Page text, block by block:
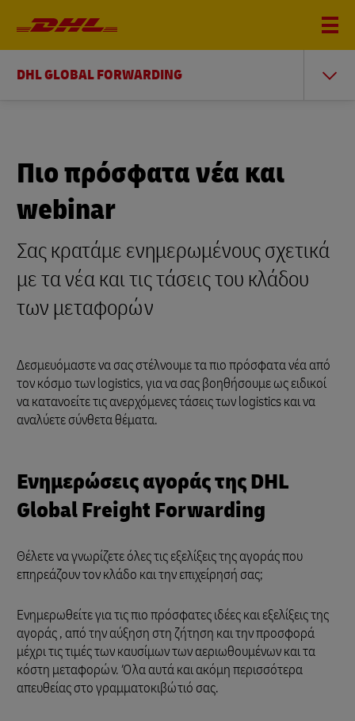
DHL GLOBAL FORWARDING
Πιο πρόσφατα νέα και
webinar
Σας κρατάμε ενημερωμένους σχετικά
με τα νέα και τις τάσεις του κλάδου
των μεταφορών
Δεσμευόμαστε να σας στέλνουμε τα πιο πρόσφατα νέα από
τον κόσμο των logistics, για να σας βοηθήσουμε ως ειδικοί
να κατανοείτε τις ανερχόμενες τάσεις των logistics και να
αναλύετε σύνθετα θέματα.
Ενημερώσεις αγοράς της DHL
Global Freight Forwarding
Θέλετε να γνωρίζετε όλες τις εξελίξεις της αγοράς που
επηρεάζουν τον κλάδο και την επιχείρησή σας;
Ενημερωθείτε για τις πιο πρόσφατες ιδέες και εξελίξεις της
αγοράς , από την αύξηση στη ζήτηση και την προσφορά
μέχρι τις τιμές των καυσίμων των αεριωθουμένων και τα
κόστη μεταφορών. Όλα αυτά και ακόμη περισσότερα
απευθείας στο γραμματοκιβώτιό σας.